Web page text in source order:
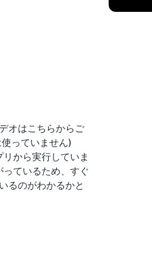
オはこちらからご
っていません)
から実行していま
っているため、すぐ
るのがわかるかと